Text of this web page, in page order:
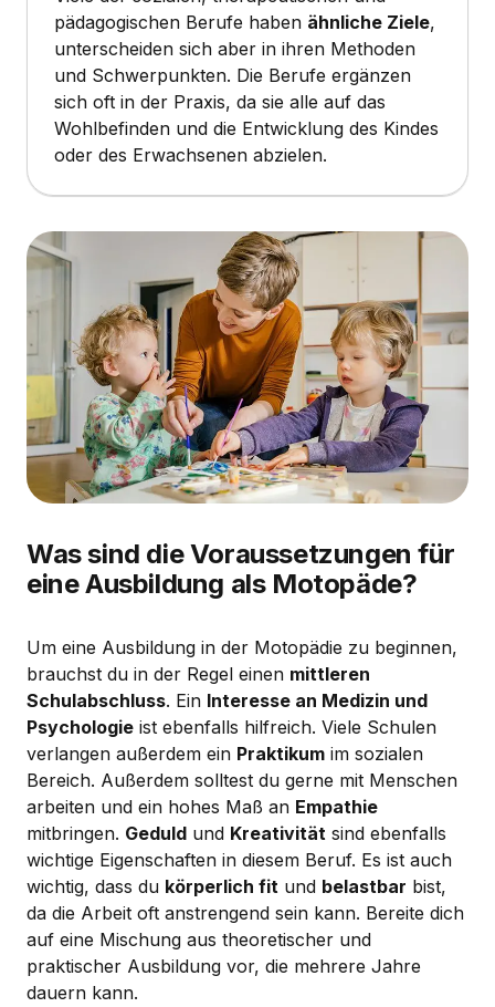
pädagogischen Berufe haben ähnliche Ziele,
unterscheiden sich aber in ihren Methoden
und Schwerpunkten. Die Berufe ergänzen
sich oft in der Praxis, da sie alle auf das
Wohlbefinden und die Entwicklung des Kindes
oder des Erwachsenen abzielen.
Was sind die Voraussetzungen für
eine Ausbildung als Motopäde?
Um eine Ausbildung in der Motopädie zu beginnen,
brauchst du in der Regel einen mittleren
Schulabschluss. Ein Interesse an Medizin und
Psychologie ist ebenfalls hilfreich. Viele Schulen
verlangen außerdem ein Praktikum im sozialen
Bereich. Außerdem solltest du gerne mit Menschen
arbeiten und ein hohes Maß an Empathie
mitbringen. Geduld und Kreativität sind ebenfalls
wichtige Eigenschaften in diesem Beruf. Es ist auch
wichtig, dass du körperlich fit und belastbar bist,
da die Arbeit oft anstrengend sein kann. Bereite dich
auf eine Mischung aus theoretischer und
praktischer Ausbildung vor, die mehrere Jahre
dauern kann.